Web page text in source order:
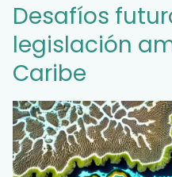
Desafíos
legislación
Caribe